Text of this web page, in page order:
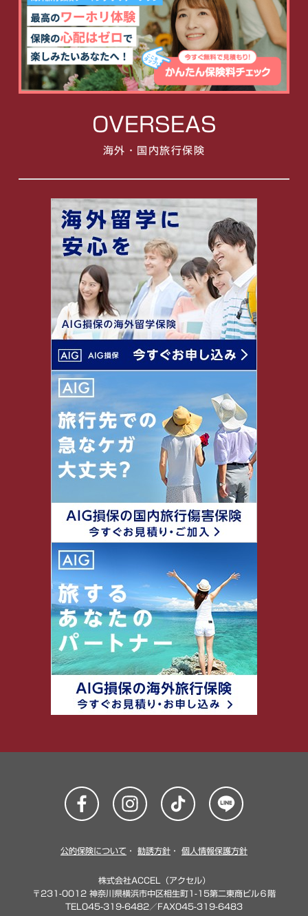
OVERSEAS
海外・国内旅行保険
公的保険について ・ 勧誘方針 ・ 個人情報保護方針
株式会社ACCEL（アクセル）
〒231-0012 神奈川県横浜市中区相生町1-15第二東商ビル６階
TEL045-319-6482／FAX045-319-6483